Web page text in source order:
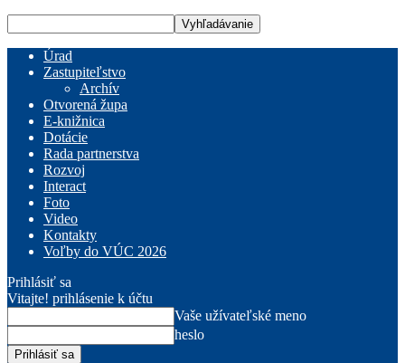
Úrad
Zastupiteľstvo
Archív
Otvorená župa
E-knižnica
Dotácie
Rada partnerstva
Rozvoj
Interact
Foto
Video
Kontakty
Voľby do VÚC 2026
Prihlásiť sa
Vitajte! prihlásenie k účtu
Vaše užívateľské meno
heslo